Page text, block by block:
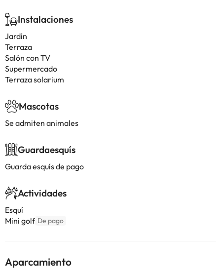
Instalaciones
Jardín
Terraza
Salón con TV
Supermercado
Terraza solarium
Mascotas
Se admiten animales
Guardaesquís
Guarda esquís de pago
Actividades
Esquí
Mini golf De pago
Aparcamiento